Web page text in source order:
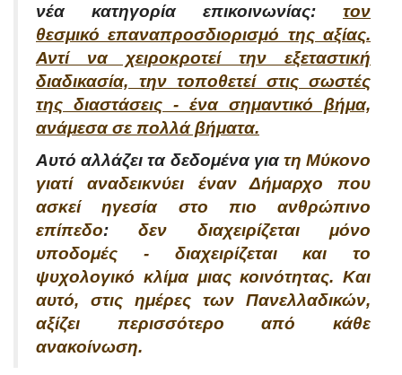
νέα κατηγορία επικοινωνίας: τον
θεσμικό επαναπροσδιορισμό της αξίας.
Αντί να χειροκροτεί την εξεταστική
διαδικασία, την τοποθετεί στις σωστές
της διαστάσεις - ένα σημαντικό βήμα,
ανάμεσα σε πολλά βήματα.
Αυτό αλλάζει τα δεδομένα γιατη Μύκονο
γιατί αναδεικνύει έναν Δήμαρχο που
ασκεί ηγεσία στο πιο ανθρώπινο
επίπεδο:δεν διαχειρίζεται μόνο
υποδομές - διαχειρίζεται και το
ψυχολογικό κλίμα μιας κοινότητας. Και
αυτό, στις ημέρες των Πανελλαδικών,
αξίζει περισσότερο από κάθε
ανακοίνωση.